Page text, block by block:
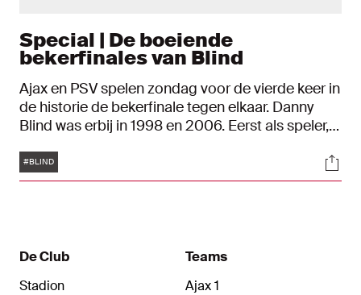
Special | De boeiende
bekerfinales van Blind
Ajax en PSV spelen zondag voor de vierde keer in
de historie de bekerfinale tegen elkaar. Danny
Blind was erbij in 1998 en 2006. Eerst als speler,
slotstuk tijdens een bijzonder seizoen. De oud-
speler en -trainer van Ajax blikt terug op deze
Tags
#BLIND
De Club
Stadion
Teams
Ajax 1